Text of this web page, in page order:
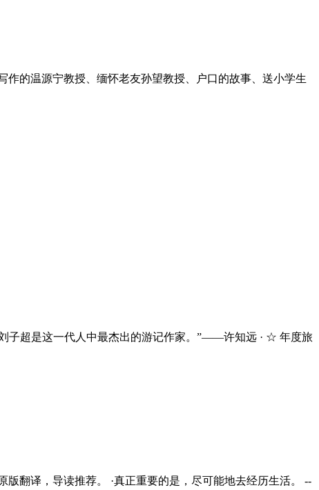
的温源宁教授、缅怀老友孙望教授、户口的故事、送小学生
子超是这一代人中最杰出的游记作家。”——许知远 · ☆ 年度旅
翻译，导读推荐。 ·真正重要的是，尽可能地去经历生活。 --